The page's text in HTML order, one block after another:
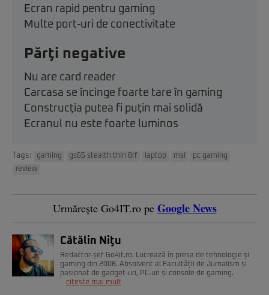
Ecran rapid pentru gaming
Multe port-uri de conectivitate
Părţi negative
Nu are card reader
Carcasa se încinge foarte tare în gaming
Construcţia putea fi puţin mai solidă
Ecranul nu este foarte luminos
Tags: gaming gs65 stealth thin 8rf laptop msi
pc gaming
review
Urmărește Go4IT.ro pe Google News
Cătălin Niţu
Redactor-șef Go4it.ro. Lucrează în presa de tehnologie și
gaming din 2008. Absolvent al Facultății de Jurnalism și
pasionat de gadget-uri, PC-uri și console de gaming.
citește mai mult